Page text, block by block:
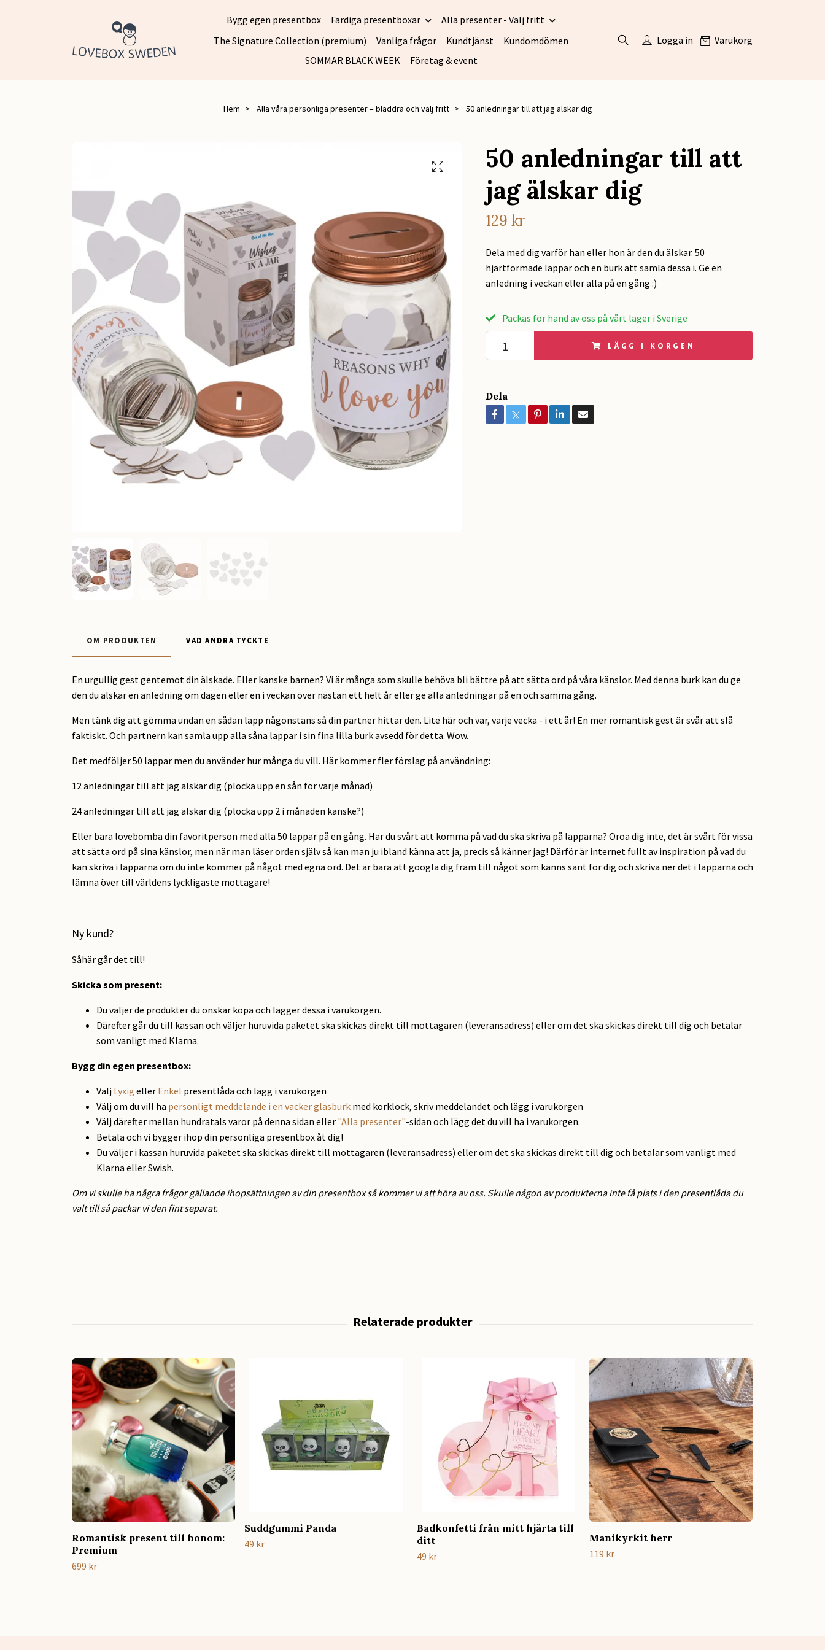
Bygg egen presentbox Färdiga presentboxar
Alla presenter - Välj fritt
The Signature Collection (premium)
Vanliga frågor Kundtjänst
Kundomdömen
SOMMAR BLACK WEEK
Företag & event
Logga in Varukorg
Hem Alla våra personliga presenter – bläddra och välj fritt 50 anledningar till att jag älskar dig
50 anledningar till att
jag älskar dig
129 kr
Dela med dig varför han eller hon är den du älskar. 50
hjärtformade lappar och en burk att samla dessa i. Ge en
anledning i veckan eller alla på en gång :)
Packas för hand av oss på vårt lager i Sverige
LÄGG I KORGEN
Dela
OM PRODUKTEN VAD ANDRA TYCKTE
En urgullig gest gentemot din älskade. Eller kanske barnen? Vi är många som skulle behöva bli bättre på att sätta ord på våra känslor. Med denna burk kan du ge
den du älskar en anledning om dagen eller en i veckan över nästan ett helt år eller ge alla anledningar på en och samma gång.
Men tänk dig att gömma undan en sådan lapp någonstans så din partner hittar den. Lite här och var, varje vecka - i ett år! En mer romantisk gest är svår att slå
faktiskt. Och partnern kan samla upp alla såna lappar i sin fina lilla burk avsedd för detta. Wow.
Det medföljer 50 lappar men du använder hur många du vill. Här kommer fler förslag på användning:
12 anledningar till att jag älskar dig (plocka upp en sån för varje månad)
24 anledningar till att jag älskar dig (plocka upp 2 i månaden kanske?)
Eller bara lovebomba din favoritperson med alla 50 lappar på en gång. Har du svårt att komma på vad du ska skriva på lapparna? Oroa dig inte, det är svårt för vissa
att sätta ord på sina känslor, men när man läser orden själv så kan man ju ibland känna att ja, precis så känner jag! Därför är internet fullt av inspiration på vad du
kan skriva i lapparna om du inte kommer på något med egna ord. Det är bara att googla dig fram till något som känns sant för dig och skriva ner det i lapparna och
lämna över till världens lyckligaste mottagare!
Ny kund?
Såhär går det till!
Skicka som present:
Du väljer de produkter du önskar köpa och lägger dessa i varukorgen.
Därefter går du till kassan och väljer huruvida paketet ska skickas direkt till mottagaren (leveransadress) eller om det ska skickas direkt till dig och betalar
som vanligt med Klarna.
Bygg din egen presentbox:
Välj Lyxig eller Enkel presentlåda och lägg i varukorgen
Välj om du vill ha personligt meddelande i en vacker glasburk med korklock, skriv meddelandet och lägg i varukorgen
Välj därefter mellan hundratals varor på denna sidan eller "Alla presenter"-sidan och lägg det du vill ha i varukorgen.
Betala och vi bygger ihop din personliga presentbox åt dig!
Du väljer i kassan huruvida paketet ska skickas direkt till mottagaren (leveransadress) eller om det ska skickas direkt till dig och betalar som vanligt med
Klarna eller Swish.
Om vi skulle ha några frågor gällande ihopsättningen av din presentbox så kommer vi att höra av oss. Skulle någon av produkterna inte få plats i den presentlåda du
valt till så packar vi den fint separat.
Romantisk present till honom:
Premium
699 kr
Suddgummi Panda
49 kr
Badkonfetti från mitt hjärta till
ditt
49 kr
Manikyrkit herr
119 kr